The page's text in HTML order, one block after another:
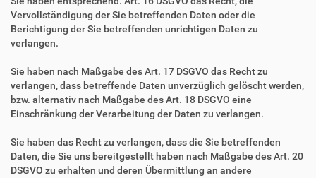
Vervollständigung der Sie betreffenden Daten oder die
Berichtigung der Sie betreffenden unrichtigen Daten zu
verlangen.
Sie haben nach Maßgabe des Art. 17 DSGVO das Recht zu
verlangen, dass betreffende Daten unverzüglich gelöscht werden,
bzw. alternativ nach Maßgabe des Art. 18 DSGVO eine
Einschränkung der Verarbeitung der Daten zu verlangen.
Sie haben das Recht zu verlangen, dass die Sie betreffenden
Daten, die Sie uns bereitgestellt haben nach Maßgabe des Art. 20
DSGVO zu erhalten und deren Übermittlung an andere